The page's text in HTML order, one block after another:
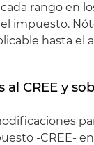
rango en
impuesto.
hasta el
CREE y
-CREE-